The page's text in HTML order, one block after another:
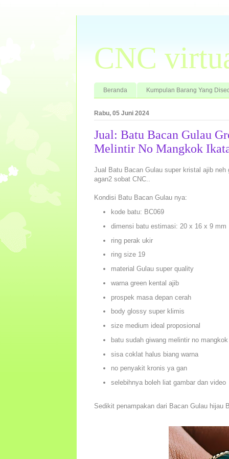
CNC
Beranda Kumpulan Barang Yang
Rabu, 05 Juni 2024
Jual: Batu Bacan Gulau
Melintir No Mangkok
Jual Batu Bacan Gulau super kristal ajib
agan2 sobat CNC..
Kondisi Batu Bacan Gulau nya:
kode batu: BC069
dimensi batu estimasi: 20 x 16 x 9 mm
ring perak ukir
ring size 19
material Gulau super quality
warna green kental ajib
prospek masa depan cerah
body glossy super klimis
size medium ideal proposional
batu sudah giwang melintir no mangkok
sisa coklat halus biang warna
no penyakit kronis ya gan
selebihnya boleh liat gambar dan video
Sedikit penampakan dari Bacan Gulau hijau